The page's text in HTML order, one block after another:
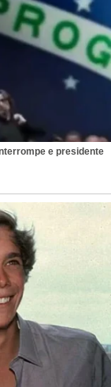
e presidente